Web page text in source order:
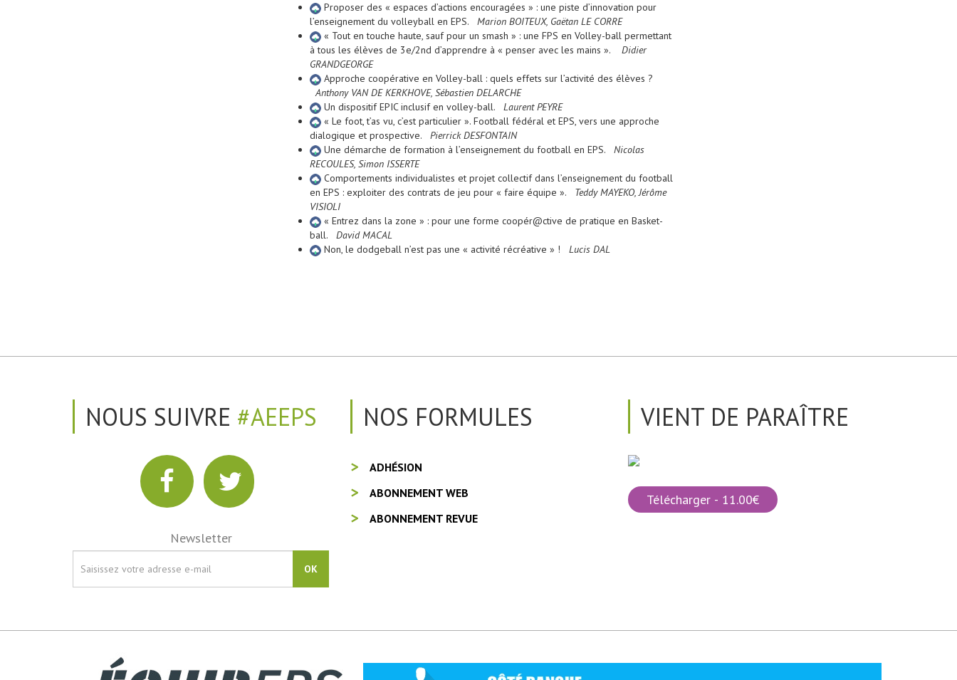
Proposer des « espaces d’actions encouragées » : une piste d’innovation pour
l’enseignement du volleyball en EPS. Marion BOITEUX, Gaëtan LE CORRE
« Tout en touche haute, sauf pour un smash » : une FPS en Volley-ball permettant
à tous les élèves de 3e/2nd d’apprendre à « penser avec les mains ». Didier
GRANDGEORGE
Approche coopérative en Volley-ball : quels effets sur l’activité des élèves ?
Anthony VAN DE KERKHOVE, Sébastien DELARCHE
Un dispositif EPIC inclusif en volley-ball. Laurent PEYRE
« Le foot, t’as vu, c’est particulier ». Football fédéral et EPS, vers une approche
dialogique et prospective. Pierrick DESFONTAIN
Une démarche de formation à l’enseignement du football en EPS. Nicolas
RECOULES, Simon ISSERTE
Comportements individualistes et projet collectif dans l’enseignement du football
en EPS : exploiter des contrats de jeu pour « faire équipe ». Teddy MAYEKO, Jérôme
VISIOLI
« Entrez dans la zone » : pour une forme coopér@ctive de pratique en Basket-
ball. David MACAL
Non, le dodgeball n’est pas une « activité récréative » ! Lucis DAL
NOUS SUIVRE #AEEPS
Newsletter
OK
NOS FORMULES
ADHÉSION
ABONNEMENT WEB
ABONNEMENT REVUE
VIENT DE PARAÎTRE
Télécharger - 11.00€